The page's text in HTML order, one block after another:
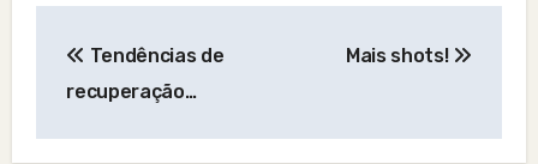
navigation
Tendências de
recuperação…
Mais shots!